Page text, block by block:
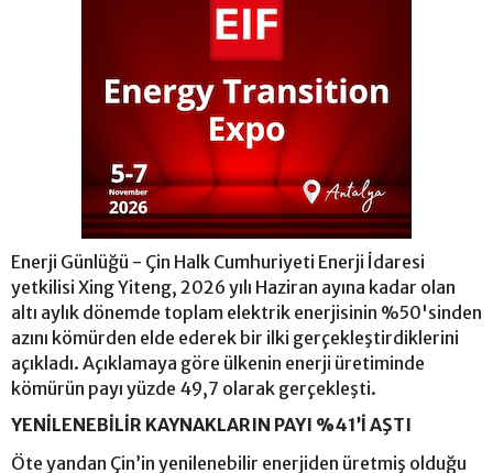
Enerji Günlüğü - Çin Halk Cumhuriyeti Enerji İdaresi
yetkilisi Xing Yiteng, 2026 yılı Haziran ayına kadar olan
altı aylık dönemde toplam elektrik enerjisinin %50'sinden
azını kömürden elde ederek bir ilki gerçekleştirdiklerini
açıkladı. Açıklamaya göre ülkenin enerji üretiminde
kömürün payı yüzde 49,7 olarak gerçekleşti.
YENİLENEBİLİR KAYNAKLARIN PAYI %41’İ AŞTI
Öte yandan Çin’in yenilenebilir enerjiden üretmiş olduğu